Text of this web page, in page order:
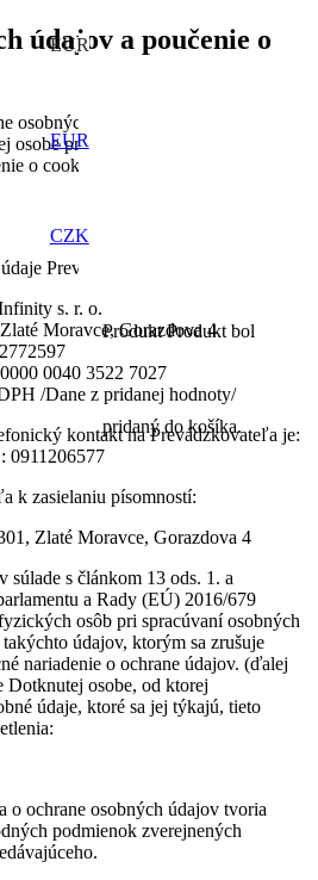
EUR
EUR
CZK
ProduktProduktbol
pridaný do košíka.
údajov a poučenie o
osobných údajov poskytnuté
osobe pri získavaní osobných údajov
o cookies Internetového
Prevádzkovateľa sú:
s. r. o.
Moravce, Gorazdova 4
0040 3522 7027
/Dane z pridanej hodnoty/
kontakt na Prevádzkovateľa je:
0911206577
k zasielaniu písomností:
Zlaté Moravce, Gorazdova 4
s článkom 13 ods. 1. a
a Rady (EÚ) 2016/679
osôb pri spracúvaní osobných
údajov, ktorým sa zrušuje
nariadenie o ochrane údajov. (ďalej
Dotknutej osobe, od ktorej
údaje, ktoré sa jej týkajú, tieto
o ochrane osobných údajov tvoria
podmienok zverejnených